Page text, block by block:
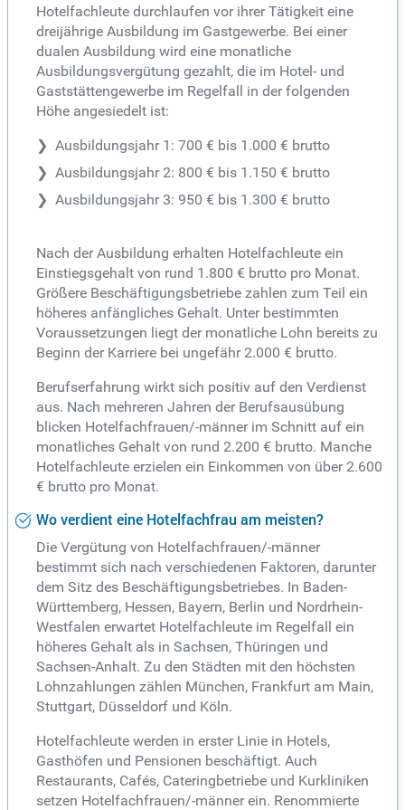
Hotelfachleute durchlaufen vor ihrer Tätigkeit eine
dreijährige Ausbildung im Gastgewerbe. Bei einer
dualen Ausbildung wird eine monatliche
Ausbildungsvergütung gezahlt, die im Hotel- und
Gaststättengewerbe im Regelfall in der folgenden
Höhe angesiedelt ist:
Ausbildungsjahr 1: 700 € bis 1.000 € brutto
Ausbildungsjahr 2: 800 € bis 1.150 € brutto
Ausbildungsjahr 3: 950 € bis 1.300 € brutto
Nach der Ausbildung erhalten Hotelfachleute ein
Einstiegsgehalt von rund 1.800 € brutto pro Monat.
Größere Beschäftigungsbetriebe zahlen zum Teil ein
höheres anfängliches Gehalt. Unter bestimmten
Voraussetzungen liegt der monatliche Lohn bereits zu
Beginn der Karriere bei ungefähr 2.000 € brutto.
Berufserfahrung wirkt sich positiv auf den Verdienst
aus. Nach mehreren Jahren der Berufsausübung
blicken Hotelfachfrauen/-männer im Schnitt auf ein
monatliches Gehalt von rund 2.200 € brutto. Manche
Hotelfachleute erzielen ein Einkommen von über 2.600
€ brutto pro Monat.
Wo verdient eine Hotelfachfrau am meisten?
Die Vergütung von Hotelfachfrauen/-männer
bestimmt sich nach verschiedenen Faktoren, darunter
dem Sitz des Beschäftigungsbetriebes. In Baden-
Württemberg, Hessen, Bayern, Berlin und Nordrhein-
Westfalen erwartet Hotelfachleute im Regelfall ein
höheres Gehalt als in Sachsen, Thüringen und
Sachsen-Anhalt. Zu den Städten mit den höchsten
Lohnzahlungen zählen München, Frankfurt am Main,
Stuttgart, Düsseldorf und Köln.
Hotelfachleute werden in erster Linie in Hotels,
Gasthöfen und Pensionen beschäftigt. Auch
Restaurants, Cafés, Cateringbetriebe und Kurkliniken
setzen Hotelfachfrauen/-männer ein. Renommierte